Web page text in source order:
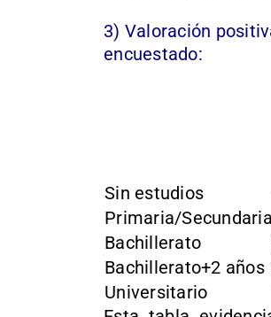
3) Valoración
encuestado:
Sin estudios
Primaria/Secundaria
Bachillerato
Bachillerato+2 años
Universitario